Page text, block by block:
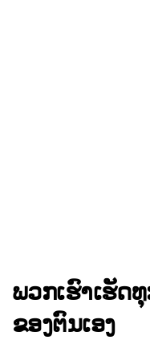
ພວກເຮົາເຮັດ
ຂອງຕົນເອງ